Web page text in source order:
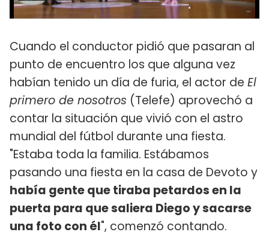
Cuando el conductor pidió que pasaran al
punto de encuentro los que alguna vez
habían tenido un día de furia, el actor de El
primero de nosotros (Telefe) aprovechó a
contar la situación que vivió con el astro
mundial del fútbol durante una fiesta.
"Estaba toda la familia. Estábamos
pasando una fiesta en la casa de Devoto y
había gente que tiraba petardos en la
puerta para que saliera Diego y sacarse
una foto con él", comenzó contando.